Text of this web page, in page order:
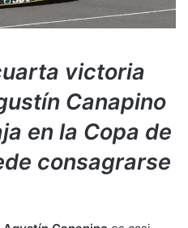
victoria
Canapino
en la Copa de
consagrarse